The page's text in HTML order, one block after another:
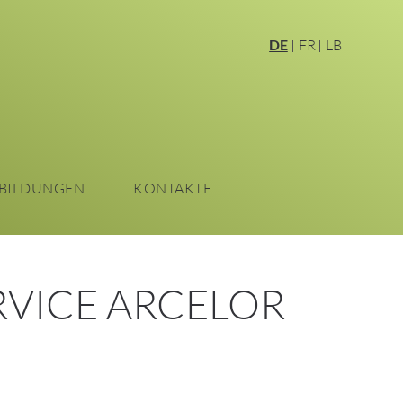
DE FR LB
KONTAKTE
ARCELOR